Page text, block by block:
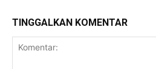
TINGGALKAN KOMENTAR